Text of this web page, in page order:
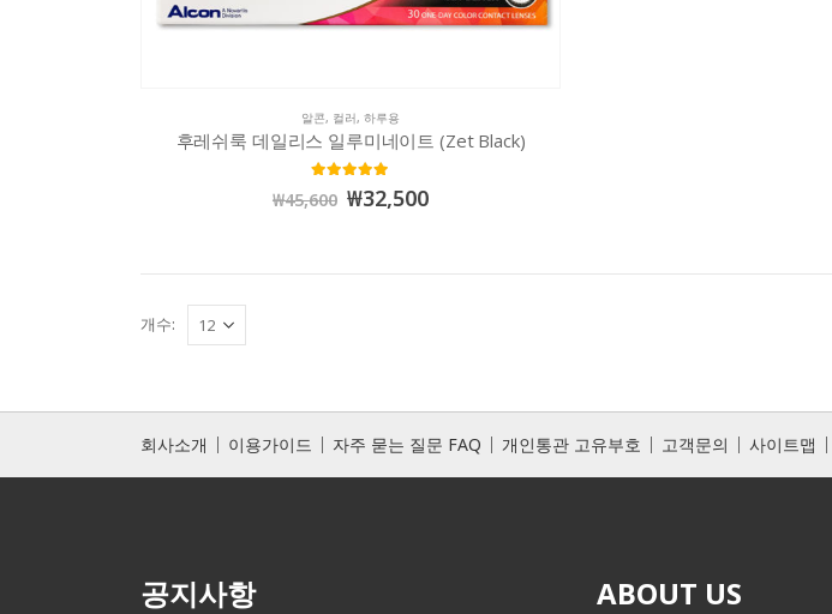
알콘, 컬러, 하루용
후레쉬룩 데일리스 일루미네이트 (Zet Black)
₩45,600 ₩32,500
개수:
회사소개 이용가이드 자주 묻는 질문 FAQ 개인통관 고유부호 고객문의 사이트맵
공지사항 ABOUT US